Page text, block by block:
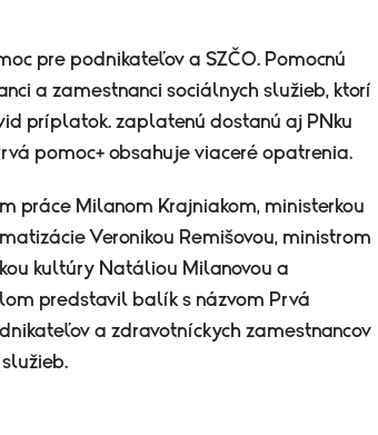
pre podnikateľov a SZČO. Pomocnú
a zamestnanci sociálnych služieb, ktorí
príplatok. zaplatenú dostanú aj PNku
pomoc+ obsahuje viaceré opatrenia.
práce Milanom Krajniakom, ministerkou
Veronikou Remišovou, ministrom
kultúry Natáliou Milanovou a
predstavil balík s názvom Prvá
a zdravotníckych zamestnancov